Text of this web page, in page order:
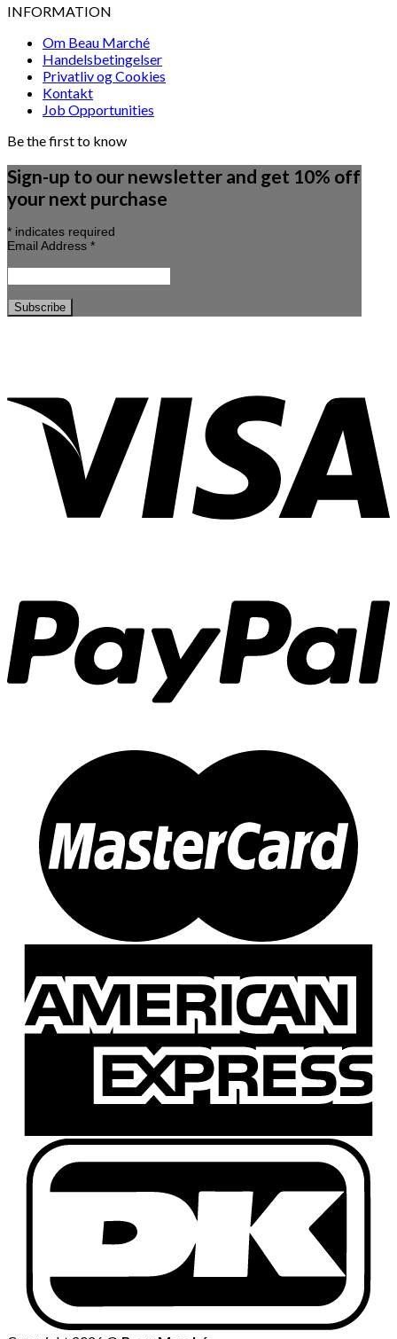
INFORMATION
Om Beau Marché
Handelsbetingelser
Privatliv og Cookies
Kontakt
Job Opportunities
Be the first to know
Sign-up to our newsletter and get 10% off
your next purchase
* indicates required
Email Address *